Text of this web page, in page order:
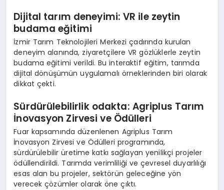
Dijital tarım deneyimi: VR ile zeytin
budama eğitimi
İzmir Tarım Teknolojileri Merkezi çadırında kurulan
deneyim alanında, ziyaretçilere VR gözlüklerle zeytin
budama eğitimi verildi. Bu interaktif eğitim, tarımda
dijital dönüşümün uygulamalı örneklerinden biri olarak
dikkat çekti.
Sürdürülebilirlik odakta: Agriplus Tarım
İnovasyon Zirvesi ve Ödülleri
Fuar kapsamında düzenlenen Agriplus Tarım
İnovasyon Zirvesi ve Ödülleri programında,
sürdürülebilir üretime katkı sağlayan yenilikçi projeler
ödüllendirildi. Tarımda verimliliği ve çevresel duyarlılığı
esas alan bu projeler, sektörün geleceğine yön
verecek çözümler olarak öne çıktı.